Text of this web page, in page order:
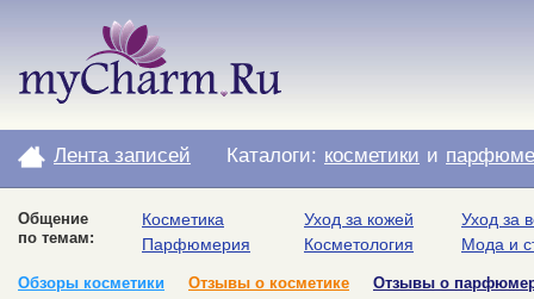
Лента записей Каталоги: косметики и
Общение
по темам:
Косметика
Парфюмерия
Уход за кожей
Косметология
Уход за
Мода и
Обзоры косметики Отзывы о косметике Отзывы о